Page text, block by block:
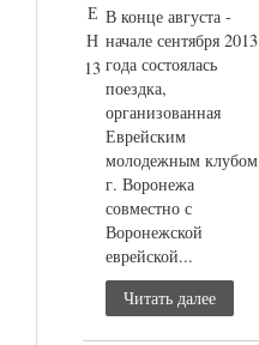
Е
Н
13
В конце августа -
начале сентября 2013
года состоялась
поездка,
организованная
Еврейским
молодежным клубом
г. Воронежа
совместно с
Воронежской
еврейской...
Читать далее